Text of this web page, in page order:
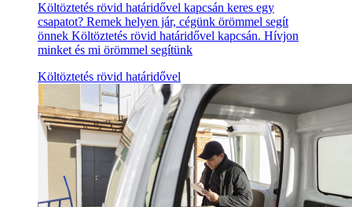
Költöztetés rövid határidővel kapcsán keres egy
csapatot? Remek helyen jár, cégünk örömmel segít
önnek Költöztetés rövid határidővel kapcsán. Hívjon
minket és mi örömmel segítünk
Költöztetés rövid határidővel